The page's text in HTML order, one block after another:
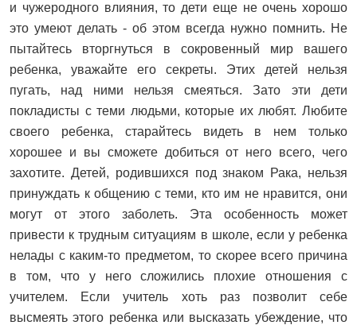
и чужеродного влияния, то дети еще не очень хорошо
это умеют делать - об этом всегда нужно помнить. Не
пытайтесь вторгнуться в сокровенный мир вашего
ребенка, уважайте его секреты. Этих детей нельзя
пугать, над ними нельзя смеяться. Зато эти дети
покладисты с теми людьми, которые их любят. Любите
своего ребенка, старайтесь видеть в нем только
хорошее и вы сможете добиться от него всего, чего
захотите. Детей, родившихся под знаком Рака, нельзя
принуждать к общению с теми, кто им не нравится, они
могут от этого заболеть. Эта особенность может
привести к трудным ситуациям в школе, если у ребенка
нелады с каким-то предметом, то скорее всего причина
в том, что у него сложились плохие отношения с
учителем. Если учитель хоть раз позволит себе
высмеять этого ребенка или высказать убеждение, что